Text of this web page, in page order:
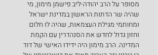
מסופר על הרב יהודה-ליב פישמן מימון, מי
שהיה שר הדתות הראשון במדינת ישראל
ומחותמי מגילת העצמאות, שהיה לו חלום
וחזון גדול לחדש את הסנהדרין עם הקמת
המדינה. הרב מימון היה ידידו האישי של דוד